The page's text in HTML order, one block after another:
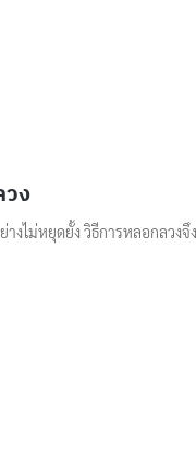
ง
งไม่หยุดยั้ง วิธีการหลอกลวงจึง